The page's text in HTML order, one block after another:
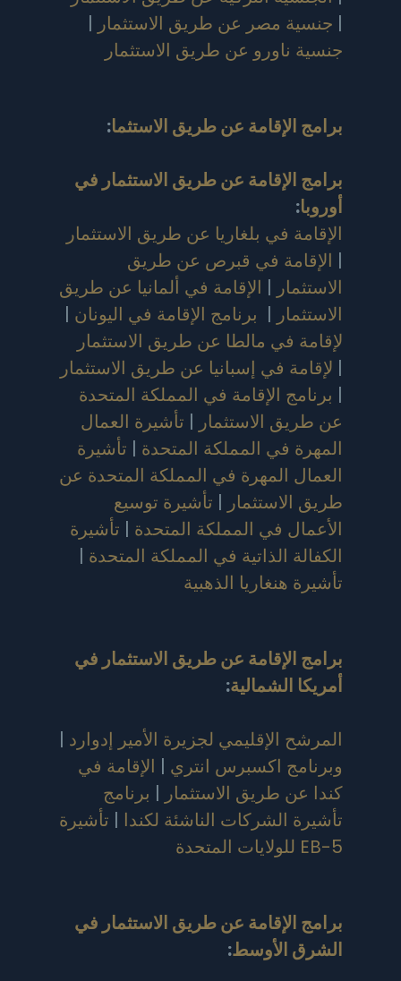
| جنسية مصر عن طريق الاستثمار |
جنسية ناورو عن طريق الاستثمار
برامج الإقامة عن طريق الاستثما:
برامج الإقامة عن طريق الاستثمار في
أوروبا:
الإقامة في بلغاريا عن طريق الاستثمار
| الإقامة في قبرص عن طريق
الاستثمار | الإقامة في ألمانيا عن طريق
الاستثمار | برنامج الإقامة في اليونان |
لإقامة في مالطا عن طريق الاستثمار
| لإقامة في إسبانيا عن طريق الاستثمار
| برنامج الإقامة في المملكة المتحدة
عن طريق الاستثمار | تأشيرة العمال
المهرة في المملكة المتحدة | تأشيرة
العمال المهرة في المملكة المتحدة عن
طريق الاستثمار | تأشيرة توسيع
الأعمال في المملكة المتحدة | تأشيرة
الكفالة الذاتية في المملكة المتحدة |
تأشيرة هنغاريا الذهبية
برامج الإقامة عن طريق الاستثمار في
أمريكا الشمالية:
المرشح الإقليمي لجزيرة الأمير إدوارد |
وبرنامج اكسبرس انتري | الإقامة في
كندا عن طريق الاستثمار | برنامج
تأشيرة الشركات الناشئة لكندا | تأشيرة
EB-5 للولايات المتحدة
برامج الإقامة عن طريق الاستثمار في
الشرق الأوسط: